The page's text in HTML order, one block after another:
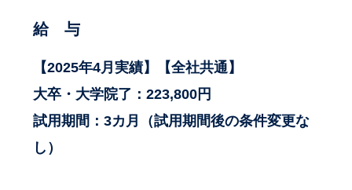
給 与
【2025年4月実績】【全社共通】
大卒・大学院了：223,800円
試用期間：3カ月（試用期間後の条件変更な
し）